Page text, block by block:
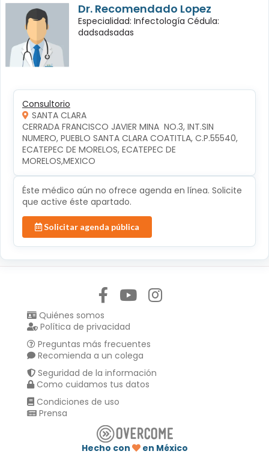
Dr. Recomendado Lopez
Especialidad: Infectología Cédula:
dadsadsadas
Consultorio
SANTA CLARA
CERRADA FRANCISCO JAVIER MINA  NO.3, INT.SIN
NUMERO, PUEBLO SANTA CLARA COATITLA, C.P.55540,
ECATEPEC DE MORELOS, ECATEPEC DE
MORELOS,MEXICO
Éste médico aún no ofrece agenda en línea. Solicite
que active éste apartado.
Solicitar agenda pública
Quiénes somos
Política de privacidad
Preguntas más frecuentes
Recomienda a un colega
Seguridad de la información
Como cuidamos tus datos
Condiciones de uso
Prensa
Hecho con en México